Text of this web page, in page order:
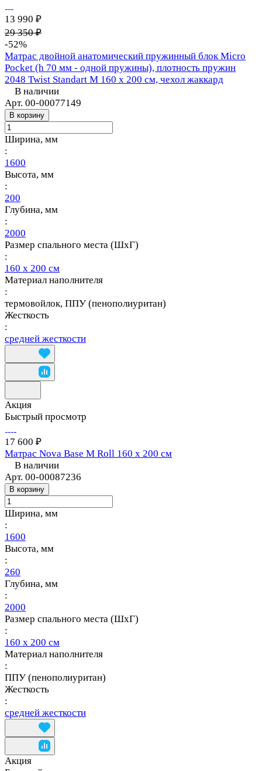
13 990 ₽
29 350 ₽
-52%
Матрас двойной анатомический пружинный блок Micro
Pocket (h 70 мм - одной пружины), плотность пружин
2048 Twist Standart M 160 х 200 см, чехол жаккард
В наличии
Арт. 00-00077149
В корзину
Ширина, мм
:
1600
Высота, мм
:
200
Глубина, мм
:
2000
Размер спального места (ШхГ)
:
160 х 200 см
Материал наполнителя
:
термовойлок, ППУ (пенополиуритан)
Жесткость
:
средней жесткости
Акция
Быстрый просмотр
17 600 ₽
Матрас Nova Base M Roll 160 х 200 см
В наличии
Арт. 00-00087236
В корзину
Ширина, мм
:
1600
Высота, мм
:
260
Глубина, мм
:
2000
Размер спального места (ШхГ)
:
160 х 200 см
Материал наполнителя
:
ППУ (пенополиуритан)
Жесткость
:
средней жесткости
Акция